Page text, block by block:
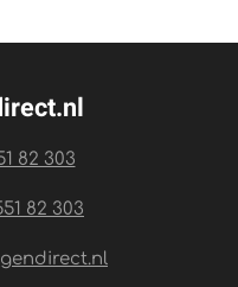
82 303
82 303